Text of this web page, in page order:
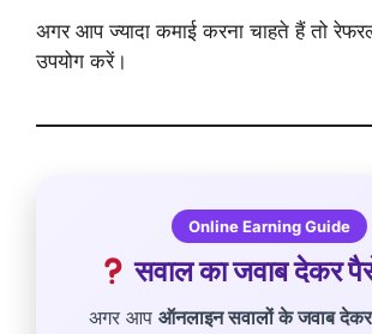
अगर आप ज्यादा कमाई करना चाहते हैं तो
उपयोग करें।
Online Earning Guide
सवाल का जवाब देकर
अगर आप ऑनलाइन सवालों के जवाब